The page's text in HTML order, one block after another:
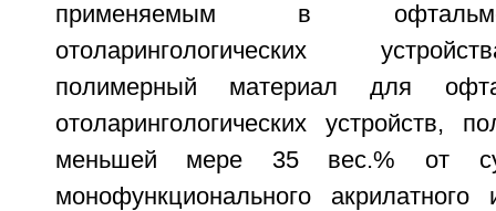
применяемым в
отоларингологических
полимерный материал для
отоларингологических устройств,
меньшей мере 35 вес.% от
монофункционального акрилатного